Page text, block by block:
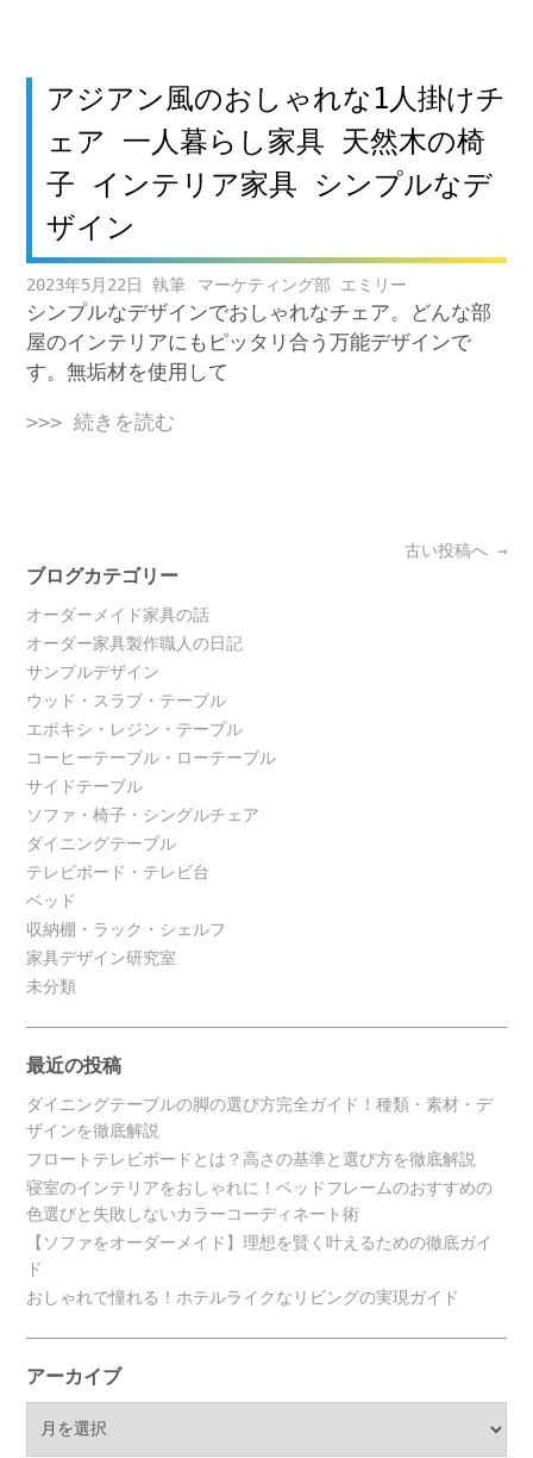
アジアン風のおしゃれな1人掛けチ
ェア 一人暮らし家具 天然木の椅
子 インテリア家具 シンプルなデ
ザイン
2023年5月22日 マーケティング部 エミリー
シンプルなデザインでおしゃれなチェア。どんな部
屋のインテリアにもピッタリ合う万能デザインで
す。無垢材を使用して
>>> 続きを読む
navigation
古い投稿へ →
ブログカテゴリー
オーダーメイド家具の話
オーダー家具製作職人の日記
サンプルデザイン
ウッド・スラブ・テーブル
エポキシ・レジン・テーブル
コーヒーテーブル・ローテーブル
サイドテーブル
ソファ・椅子・シングルチェア
ダイニングテーブル
テレビボード・テレビ台
ベッド
収納棚・ラック・シェルフ
家具デザイン研究室
未分類
最近の投稿
ダイニングテーブルの脚の選び方完全ガイド！種類・素材・デ
ザインを徹底解説
フロートテレビボードとは？高さの基準と選び方を徹底解説
寝室のインテリアをおしゃれに！ベッドフレームのおすすめの
色選びと失敗しないカラーコーディネート術
【ソファをオーダーメイド】理想を賢く叶えるための徹底ガイ
ド
おしゃれで憧れる！ホテルライクなリビングの実現ガイド
アーカイブ